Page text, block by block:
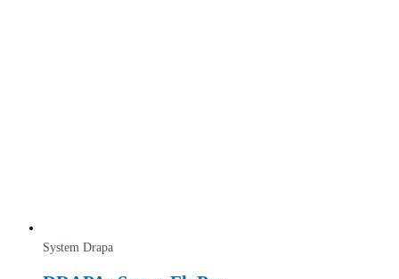
System Drapa